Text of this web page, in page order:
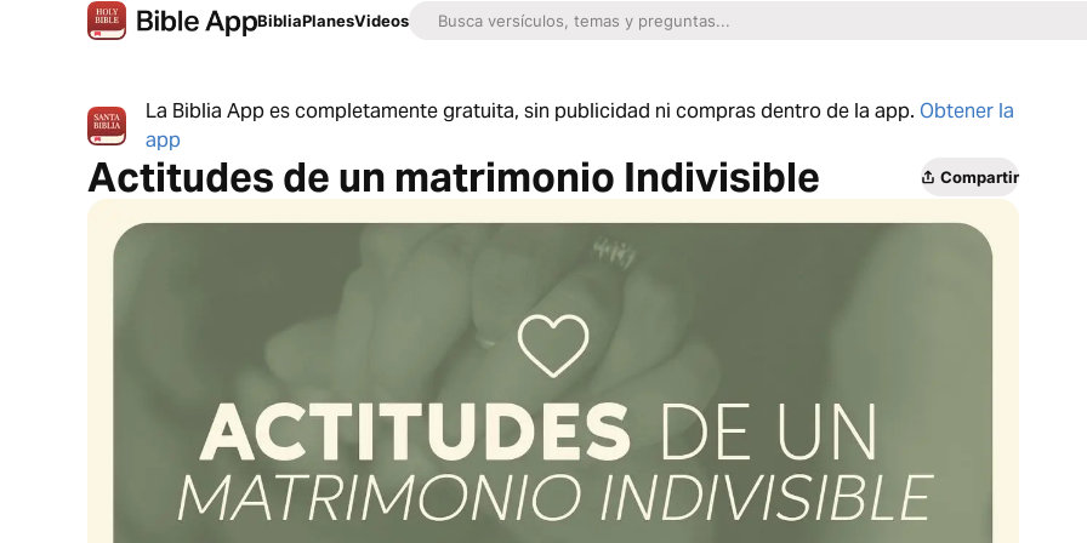
BibliaPlanesVideos
La Biblia App es completamente gratuita, sin publicidad ni compras dentro de la app. Obtener la
app
Actitudes de un matrimonio Indivisible Compartir